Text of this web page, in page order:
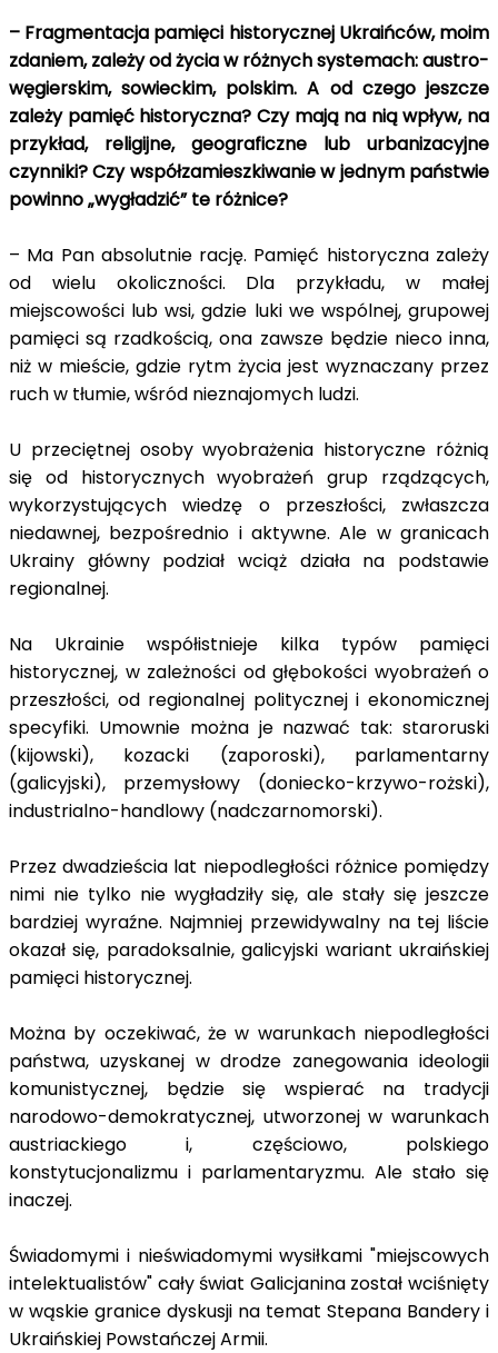
– Fragmentacja pamięci historycznej Ukraińców, moim
zdaniem, zależy od życia w różnych systemach: austro-
węgierskim, sowieckim, polskim. A od czego jeszcze
zależy pamięć historyczna? Czy mają na nią wpływ, na
przykład, religijne, geograficzne lub urbanizacyjne
czynniki? Czy współzamieszkiwanie w jednym państwie
powinno „wygładzić” te różnice?
– Ma Pan absolutnie rację. Pamięć historyczna zależy
od wielu okoliczności. Dla przykładu, w małej
miejscowości lub wsi, gdzie luki we wspólnej, grupowej
pamięci są rzadkością, ona zawsze będzie nieco inna,
niż w mieście, gdzie rytm życia jest wyznaczany przez
ruch w tłumie, wśród nieznajomych ludzi.
U przeciętnej osoby wyobrażenia historyczne różnią
się od historycznych wyobrażeń grup rządzących,
wykorzystujących wiedzę o przeszłości, zwłaszcza
niedawnej, bezpośrednio i aktywne. Ale w granicach
Ukrainy główny podział wciąż działa na podstawie
regionalnej.
Na Ukrainie współistnieje kilka typów pamięci
historycznej, w zależności od głębokości wyobrażeń o
przeszłości, od regionalnej politycznej i ekonomicznej
specyfiki. Umownie można je nazwać tak: staroruski
(kijowski), kozacki (zaporoski), parlamentarny
(galicyjski), przemysłowy (doniecko-krzywo-rożski),
industrialno-handlowy (nadczarnomorski).
Przez dwadzieścia lat niepodległości różnice pomiędzy
nimi nie tylko nie wygładziły się, ale stały się jeszcze
bardziej wyraźne. Najmniej przewidywalny na tej liście
okazał się, paradoksalnie, galicyjski wariant ukraińskiej
pamięci historycznej.
Można by oczekiwać, że w warunkach niepodległości
państwa, uzyskanej w drodze zanegowania ideologii
komunistycznej, będzie się wspierać na tradycji
narodowo-demokratycznej, utworzonej w warunkach
austriackiego i, częściowo, polskiego
konstytucjonalizmu i parlamentaryzmu. Ale stało się
inaczej.
Świadomymi i nieświadomymi wysiłkami "miejscowych
intelektualistów" cały świat Galicjanina został wciśnięty
w wąskie granice dyskusji na temat Stepana Bandery i
Ukraińskiej Powstańczej Armii.